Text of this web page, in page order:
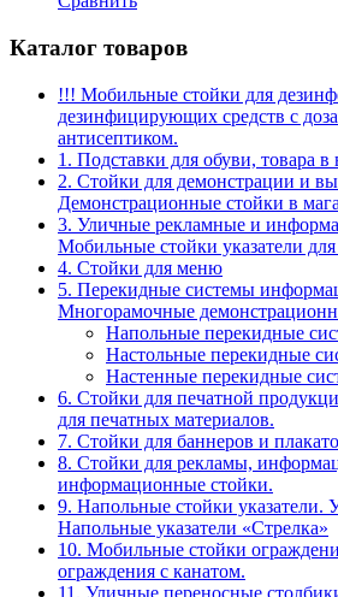
Каталог товаров
!!! Мобильные стойки для
дезинфицирующих средств с
антисептиком.
1. Подставки для обуви, товара в
2. Стойки для демонстрации и
Демонстрационные стойки в
3. Уличные рекламные и
Мобильные стойки указатели
4. Стойки для меню
5. Перекидные системы
Многорамочные
Напольные перекидные
Настольные перекидные
Настенные перекидные
6. Стойки для печатной
для печатных материалов.
7. Стойки для баннеров и
8. Стойки для рекламы,
информационные стойки.
9. Напольные стойки указатели.
Напольные указатели «Стрелка»
10. Мобильные стойки
ограждения с канатом.
11. Уличные переносные